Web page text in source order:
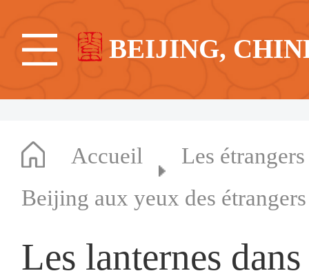
BEIJING,
Accueil
Les
Beijing aux yeux des étrangers
Les lanternes